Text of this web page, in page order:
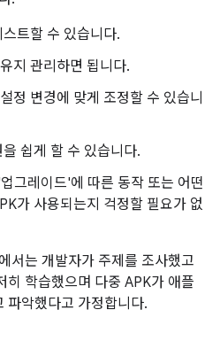
트할 수 있습니다.
지 관리하면 됩니다.
정 변경에 맞게 조정할 수 있습니
쉽게 할 수 있습니다.
그레이드'에 따른 동작 또는 어떤
가 사용되는지 걱정할 필요가 없
서는 개발자가 주제를 조사했고
히 학습했으며 다중 APK가 애플
파악했다고 가정합니다.